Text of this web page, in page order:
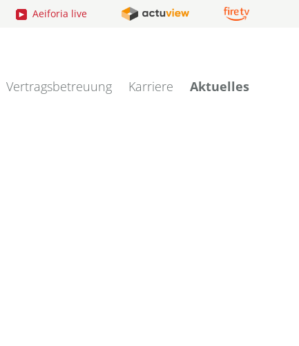
Aeiforia live
Vertragsbetreuung Karriere Aktuelles